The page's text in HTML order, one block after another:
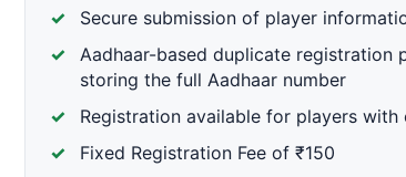
Secure submission of player
Aadhaar-based duplicate registration
storing the full Aadhaar number
Registration available for players
Fixed Registration Fee of ₹150
fee is fixed at ₹150. After submitting
IRSF automatically issues the permanent
शुल्क ₹150 निर्धारित है।फॉर्म जमा करने के बाद आप
जारी करेगा।
registration is subject to renewal every year.